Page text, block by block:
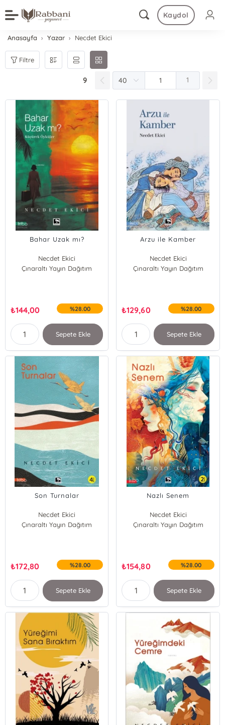
Kaydol
Anasayfa Yazar Necdet Ekici
Filtre
9 1
Bahar Uzak mı?
Necdet Ekici
Çınaraltı Yayın Dağıtım
₺144,00 %28.00
Sepete Ekle
Arzu ile Kamber
Necdet Ekici
Çınaraltı Yayın Dağıtım
₺129,60 %28.00
Sepete Ekle
Son Turnalar
Necdet Ekici
Çınaraltı Yayın Dağıtım
₺172,80 %28.00
Sepete Ekle
Nazlı Senem
Necdet Ekici
Çınaraltı Yayın Dağıtım
₺154,80 %28.00
Sepete Ekle